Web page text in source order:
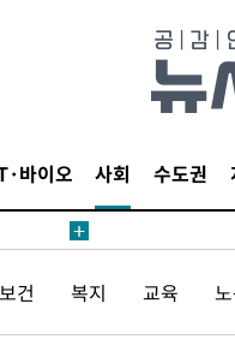
바이오 사회 수도권
건 복지 교육